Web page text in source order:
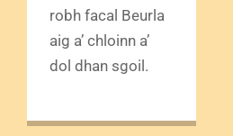
robh facal Beurla
aig a’ chloinn a’
dol dhan sgoil.